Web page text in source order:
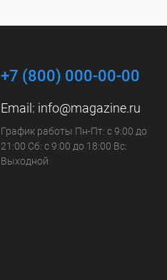
+7 (800) 000-00-00
Email: info@magazine.ru
График работы Пн-Пт: с 9:00 до
21:00 Сб: с 9:00 до 18:00 Вс:
Выходной